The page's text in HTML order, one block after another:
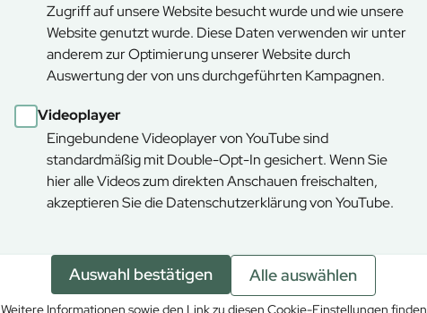
Zugriff auf unsere Website besucht wurde und wie unsere
Website genutzt wurde. Diese Daten verwenden wir unter
anderem zur Optimierung unserer Website durch
Auswertung der von uns durchgeführten Kampagnen.
Videoplayer
Eingebundene Videoplayer von YouTube sind
standardmäßig mit Double-Opt-In gesichert. Wenn Sie
hier alle Videos zum direkten Anschauen freischalten,
akzeptieren Sie die Datenschutzerklärung von YouTube.
Auswahl bestätigen Alle auswählen
Weitere Informationen sowie den Link zu diesen Cookie-Einstellungen finden
News
17.02.2026
Verkehrssicherung am
Grassemannsbach gestartet